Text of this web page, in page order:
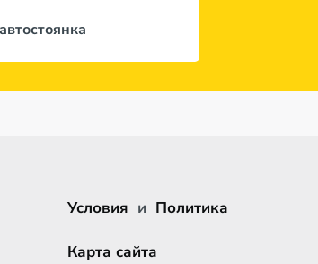
Условия и Политика
Карта сайта